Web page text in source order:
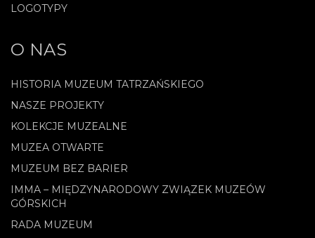
LOGOTYPY
O NAS
HISTORIA MUZEUM TATRZAŃSKIEGO
NASZE PROJEKTY
KOLEKCJE MUZEALNE
MUZEA OTWARTE
MUZEUM BEZ BARIER
IMMA – MIĘDZYNARODOWY ZWIĄZEK MUZEÓW
GÓRSKICH
RADA MUZEUM